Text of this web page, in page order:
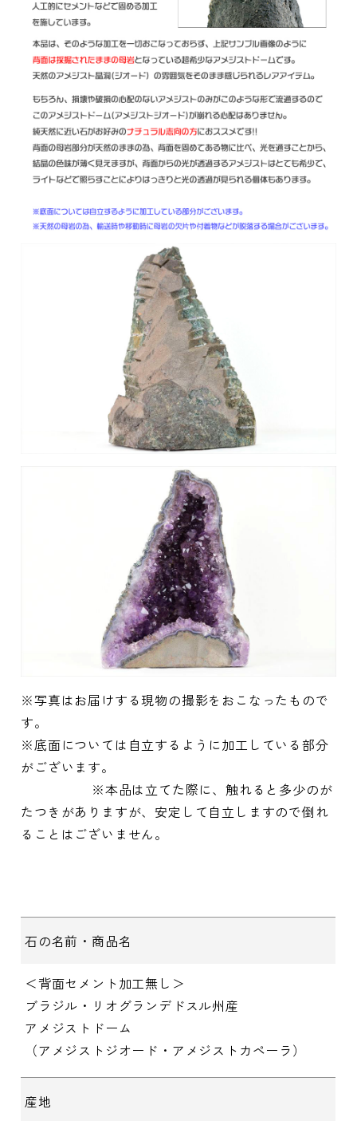
※写真はお届けする現物の撮影をおこなったもので
す。
※底面については自立するように加工している部分
がございます。
※本品は立てた際に、触れると多少のが
たつきがありますが、安定して自立しますので倒れ
ることはございません。
石の名前・商品名
＜背面セメント加工無し＞
ブラジル・リオグランデドスル州産
アメジストドーム
（アメジストジオード・アメジストカペーラ）
産地